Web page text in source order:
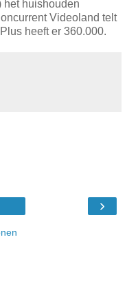
het huishouden
Videoland telt
heeft er 360.000.
›